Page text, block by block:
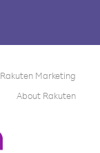
Rakuten Marketing
About Rakuten